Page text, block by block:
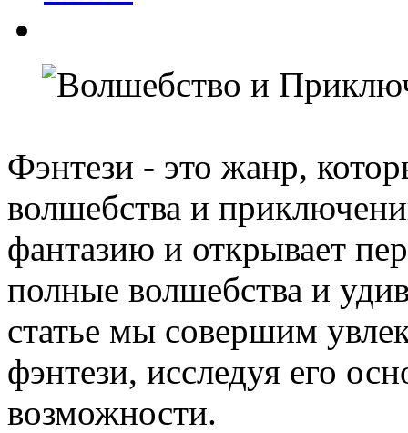
Фэнтези - это жанр,
волшебства и
фантазию и открывает
полные волшебства и
статье мы совершим
фэнтези, исследуя его
возможности.